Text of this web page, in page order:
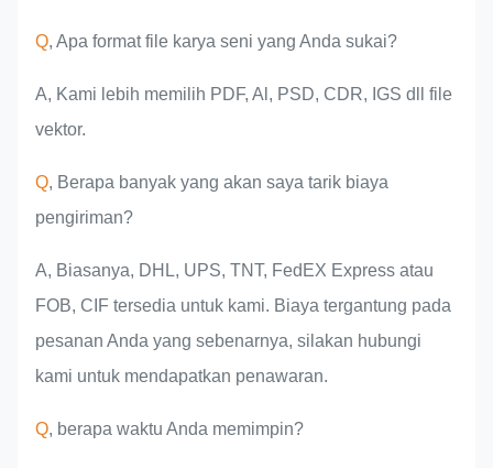
Q, Apa format file karya seni yang Anda sukai?
A, Kami lebih memilih PDF, Al, PSD, CDR, IGS dll file
vektor.
Q, Berapa banyak yang akan saya tarik biaya
pengiriman?
A, Biasanya, DHL, UPS, TNT, FedEX Express atau
FOB, CIF tersedia untuk kami. Biaya tergantung pada
pesanan Anda yang sebenarnya, silakan hubungi
kami untuk mendapatkan penawaran.
Q, berapa waktu Anda memimpin?